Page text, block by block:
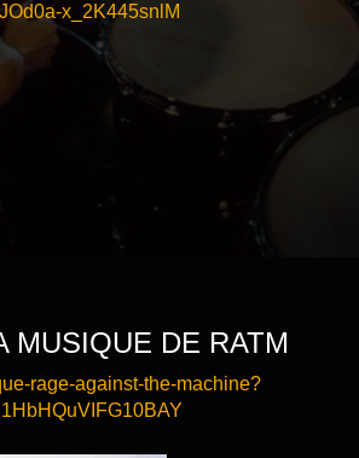
x_2K445snlM
MUSIQUE DE RATM
rage-against-the-machine?